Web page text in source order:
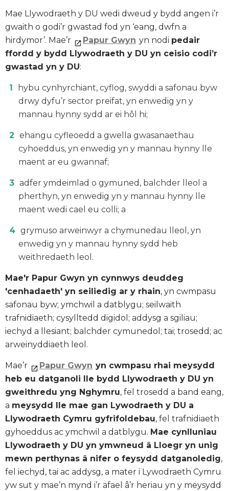
Mae Llywodraeth y DU wedi dweud y bydd angen i’r
gwaith o godi’r gwastad fod yn ‘eang, dwfn a
hirdymor’. Mae’r
Papur Gwyn yn nodi pedair
ffordd y bydd Llywodraeth y DU yn ceisio codi’r
gwastad yn y DU:
hybu cynhyrchiant, cyflog, swyddi a safonau byw
drwy dyfu’r sector preifat, yn enwedig yn y
mannau hynny sydd ar ei hôl hi;
ehangu cyfleoedd a gwella gwasanaethau
cyhoeddus, yn enwedig yn y mannau hynny lle
maent ar eu gwannaf;
adfer ymdeimlad o gymuned, balchder lleol a
pherthyn, yn enwedig yn y mannau hynny lle
maent wedi cael eu colli; a
grymuso arweinwyr a chymunedau lleol, yn
enwedig yn y mannau hynny sydd heb
weithredaeth leol.
Mae'r Papur Gwyn yn cynnwys deuddeg
'cenhadaeth' yn seiliedig ar y rhain, yn cwmpasu
safonau byw; ymchwil a datblygu; seilwaith
trafnidiaeth; cysylltedd digidol; addysg a sgiliau;
iechyd a llesiant; balchder cymunedol; tai; trosedd; ac
arweinyddiaeth leol.
Mae’r Papur Gwyn yn cwmpasu rhai meysydd
heb eu datganoli lle bydd Llywodraeth y DU yn
gweithredu yng Nghymru, fel trosedd a band eang,
a meysydd lle mae gan Lywodraeth y DU a
Llywodraeth Cymru gyfrifoldebau, fel trafnidiaeth
gyhoeddus ac ymchwil a datblygu. Mae cynlluniau
Llywodraeth y DU yn ymwneud â Lloegr yn unig
mewn perthynas â nifer o feysydd datganoledig,
fel iechyd, tai ac addysg, a mater i Lywodraeth Cymru
yw sut y mae’n mynd i’r afael â’r heriau yn y meysydd